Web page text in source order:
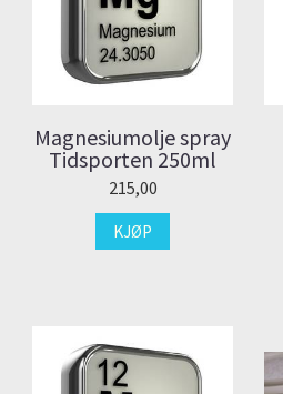
Magnesiumolje spray
Tidsporten 250ml
215,00
KJØP